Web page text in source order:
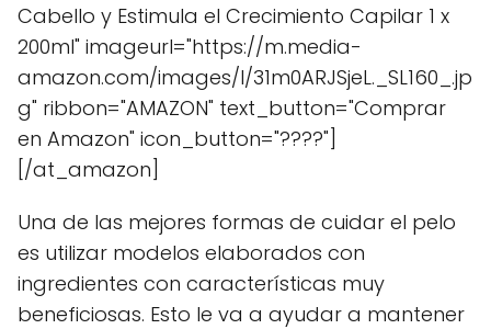
Cabello y Estimula el Crecimiento Capilar 1 x
200ml" imageurl="https://m.media-
amazon.com/images/I/31m0ARJSjeL._SL160_.jp
g" ribbon="AMAZON" text_button="Comprar
en Amazon" icon_button="????"]
[/at_amazon]
Una de las mejores formas de cuidar el pelo
es utilizar modelos elaborados con
ingredientes con características muy
beneficiosas. Esto le va a ayudar a mantener